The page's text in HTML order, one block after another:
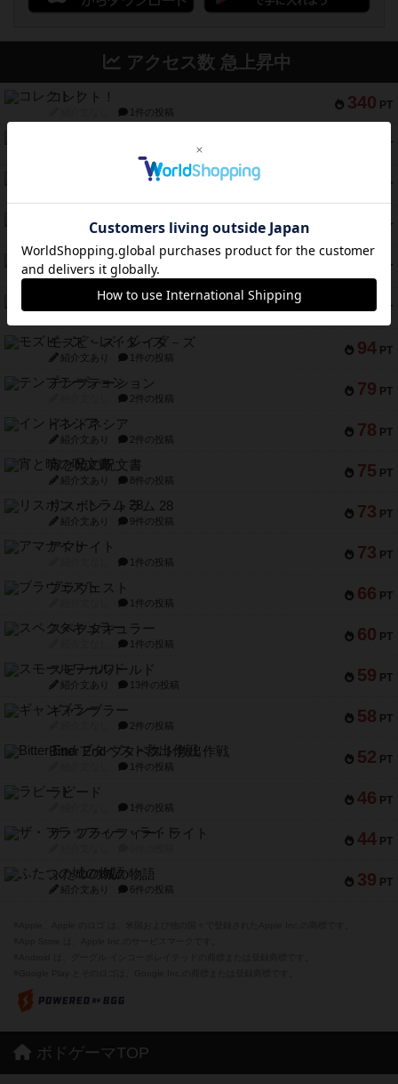
アクセス数 急上昇中
340 PT
コレクト！
1件の投稿
PT
PT
ガルフストライク
PT
クルティボ
紹介文なし 1件の投稿
PT
紹介文あり 1件の投稿
108 PT
ファースト・イン・フライト
94 PT
モズビ－ズ・レイダ－ズ
紹介文あり 1件の投稿
79 PT
テンプテーション
2件の投稿
78 PT
インドネシア
紹介文あり 2件の投稿
75 PT
宵と暁の呪文書
紹介文あり 8件の投稿
73 PT
リスボン・トラム 28
紹介文あり 9件の投稿
73 PT
アマナイト
1件の投稿
66 PT
ブラヴェスト
1件の投稿
60 PT
スペクタキュラー
1件の投稿
59 PT
スモールワールド
紹介文あり 13件の投稿
58 PT
ギャンブラー
2件の投稿
52 PT
Bitter End ブタペスト救出作戦
1件の投稿
46 PT
ラピード
1件の投稿
44 PT
ザ・フラッフィー・ライト
39 PT
ふたつの城の物語
紹介文あり 6件の投稿
ボドゲーマTOP